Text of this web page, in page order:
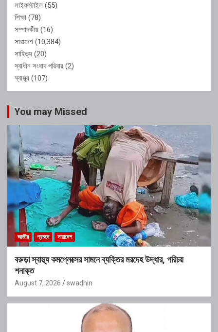
লাইফস্টাইল (55)
শিক্ষা (78)
সম্পাদকীয় (16)
সারাদেশ (10,384)
সাহিত্য (20)
স্বাধীন সংবাদ পরিবার (2)
স্বাস্থ্য (107)
You may Missed
জাতীয় প্রচ্ছদ সারাদেশ
বরুড়া স্বাস্থ্য কমপ্লেক্সের সামনে ব্যক্তির মরদেহ উদ্ধার, পরিচয়
শনাক্ত
August 7, 2026 swadhin